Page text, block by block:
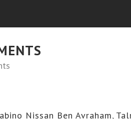
Nissan Ben Avraham,